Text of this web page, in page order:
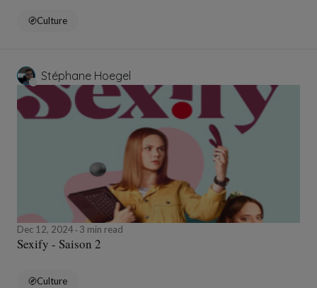
Culture
Stéphane Hoegel
Dec 12, 2024 3 min read
Sexify - Saison 2
Culture